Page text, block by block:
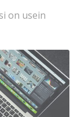
on usein